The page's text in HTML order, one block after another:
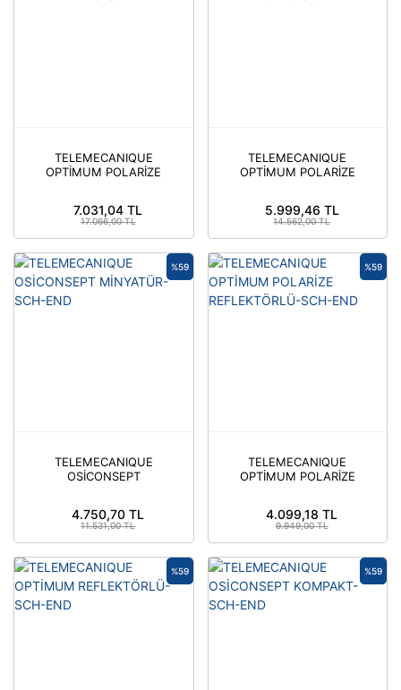
TELEMECANIQUE
OPTİMUM POLARİZE
7.031,04 TL
17.066,00 TL
TELEMECANIQUE
OPTİMUM POLARİZE
5.999,46 TL
14.562,00 TL
TELEMECANIQUE
OSİCONSEPT
%59
4.750,70 TL
11.531,00 TL
TELEMECANIQUE
OPTİMUM POLARİZE
%59
4.099,18 TL
9.949,00 TL
%59 %59